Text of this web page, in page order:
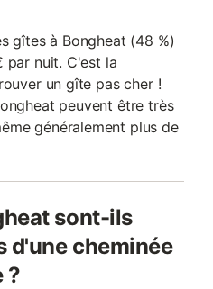
gîtes à Bongheat (48 %)
par nuit. C'est la
un gîte pas cher !
peuvent être très
généralement plus de
sont-ils
d'une cheminée
?